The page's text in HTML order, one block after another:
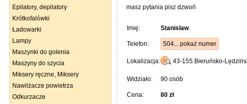
Epilatory, depilatory
Krótkofalówki
Ładowarki
Lampy
Maszynki do golenia
Maszyny do szycia
Miksery ręczne, Miksery
Nawilżacze powietrza
Odkurzacze
masz pytania pisz dzwoń
Imię: Stanislaw
Telefon: 504... pokaż numer
Lokalizacja: 43-155 Bieruńsko-
Widziało: 90 osób
Cena: 80 zł